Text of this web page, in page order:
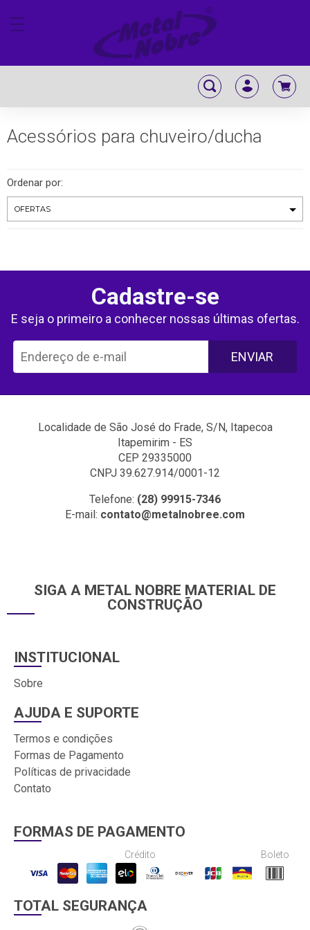
Acessórios para chuveiro/ducha
Ordenar por:
Cadastre-se
E seja o primeiro a conhecer nossas últimas ofertas.
ENVIAR
Localidade de São José do Frade, S/N, Itapecoa
Itapemirim - ES
CEP 29335000
CNPJ 39.627.914/0001-12
Telefone: (28) 99915-7346
E-mail: contato@metalnobree.com
SIGA A METAL NOBRE MATERIAL DE
CONSTRUÇÃO
INSTITUCIONAL
Sobre
AJUDA E SUPORTE
Termos e condições
Formas de Pagamento
Políticas de privacidade
Contato
FORMAS DE PAGAMENTO
Crédito Boleto
TOTAL SEGURANÇA